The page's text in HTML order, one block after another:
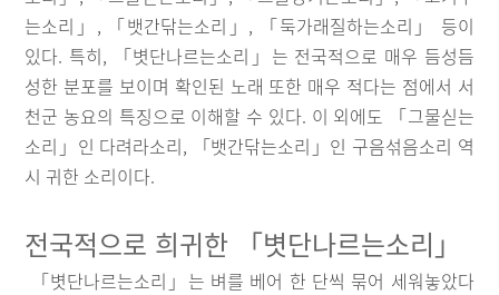
는소리」, 「뱃간닦는소리」, 「둑가래질하는소리」 등이
있다. 특히, 「볏단나르는소리」는 전국적으로 매우 듬성듬
성한 분포를 보이며 확인된 노래 또한 매우 적다는 점에서 서
천군 농요의 특징으로 이해할 수 있다. 이 외에도 「그물싣는
소리」인 다려라소리, 「뱃간닦는소리」인 구음섞음소리 역
시 귀한 소리이다.
전국적으로 희귀한 「볏단나르는소리」
「볏단나르는소리」는 벼를 베어 한 단씩 묶어 세워놓았다